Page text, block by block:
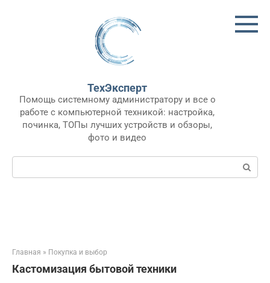
ТехЭксперт
Помощь системному администратору и все о
работе с компьютерной техникой: настройка,
починка, ТОПы лучших устройств и обзоры,
фото и видео
Поиск:
Главная » Покупка и выбор
Кастомизация бытовой техники